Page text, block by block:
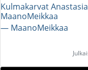
Kulmakarvat
MaanoMeikkaa
― MaanoMeikkaa